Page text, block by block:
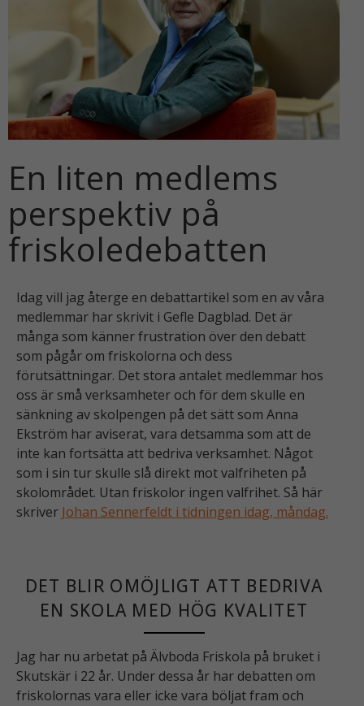
En liten medlems
perspektiv på
friskoledebatten
Idag vill jag återge en debattartikel som en av våra
medlemmar har skrivit i Gefle Dagblad. Det är
många som känner frustration över den debatt
som pågår om friskolorna och dess
förutsättningar. Det stora antalet medlemmar hos
oss är små verksamheter och för dem skulle en
sänkning av skolpengen på det sätt som Anna
Ekström har aviserat, vara detsamma som att de
inte kan fortsätta att bedriva verksamhet. Något
som i sin tur skulle slå direkt mot valfriheten på
skolområdet. Utan friskolor ingen valfrihet. Så här
skriver Johan Sennerfeldt i tidningen idag, måndag.
DET BLIR OMÖJLIGT ATT BEDRIVA
EN SKOLA MED HÖG KVALITET
Jag har nu arbetat på Älvboda Friskola på bruket i
Skutskär i 22 år. Under dessa år har debatten om
friskolornas vara eller icke vara böljat fram och